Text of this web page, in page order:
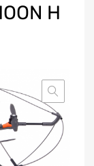
H